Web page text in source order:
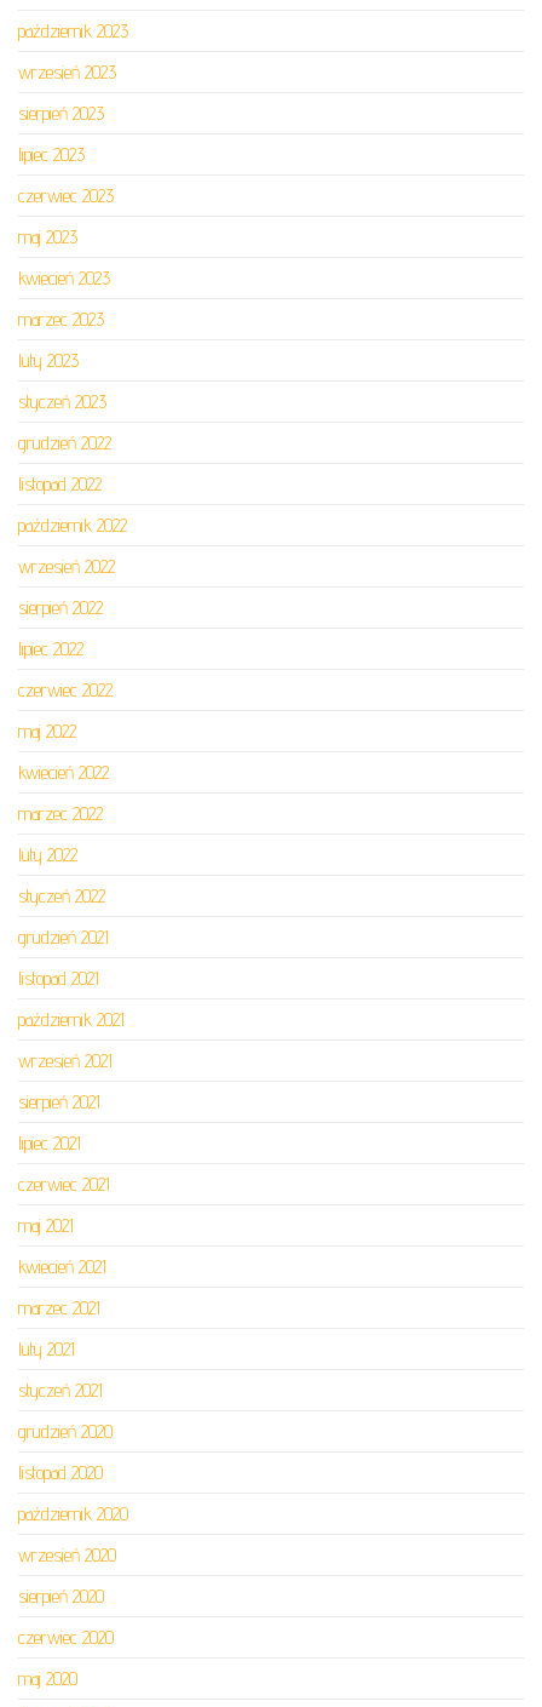
październik 2023
wrzesień 2023
sierpień 2023
lipiec 2023
czerwiec 2023
maj 2023
kwiecień 2023
marzec 2023
luty 2023
styczeń 2023
grudzień 2022
listopad 2022
październik 2022
wrzesień 2022
sierpień 2022
lipiec 2022
czerwiec 2022
maj 2022
kwiecień 2022
marzec 2022
luty 2022
styczeń 2022
grudzień 2021
listopad 2021
październik 2021
wrzesień 2021
sierpień 2021
lipiec 2021
czerwiec 2021
maj 2021
kwiecień 2021
marzec 2021
luty 2021
styczeń 2021
grudzień 2020
listopad 2020
październik 2020
wrzesień 2020
sierpień 2020
czerwiec 2020
maj 2020